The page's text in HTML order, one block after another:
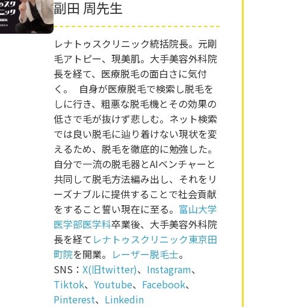
副田 周先生
レナトゥスクリニック統括院長。元剛
毛アトピー、現美肌。大手美容外科院
長を経て、医療脱毛の面白さに気付
く。 自身が医療脱毛で検索し脱毛を
しに行き、粗悪な脱毛機とその効果の
低さで毛が抜けず悲しむ。ネット検索
では良い脱毛に辿り着けない現状を変
えるため、脱毛を徹底的に勉強した。
自分で一流の脱毛器とAIベンチャーと
共同して脱毛方法編み出し、それをリ
ーズナブルに提供することで社会貢献
をすること誓い現在に至る。 富山大学
医学部医学科卒業後、大手美容外科院
長を経て レナトゥスクリニック東京田
町院を開業。 レーザー脱毛士。
SNS： X(旧twitter)、 Instagram、
Tiktok、 Youtube、 Facebook、
Pinterest、 Linkedin